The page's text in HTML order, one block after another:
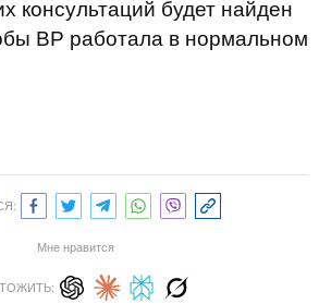
консультаций будет найден
ВР работала в нормальном
Мне нравится